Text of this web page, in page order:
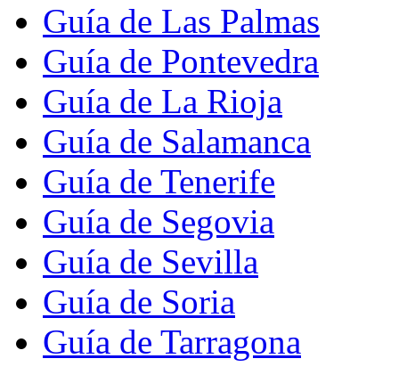
Guía de Las Palmas
Guía de Pontevedra
Guía de La Rioja
Guía de Salamanca
Guía de Tenerife
Guía de Segovia
Guía de Sevilla
Guía de Soria
Guía de Tarragona